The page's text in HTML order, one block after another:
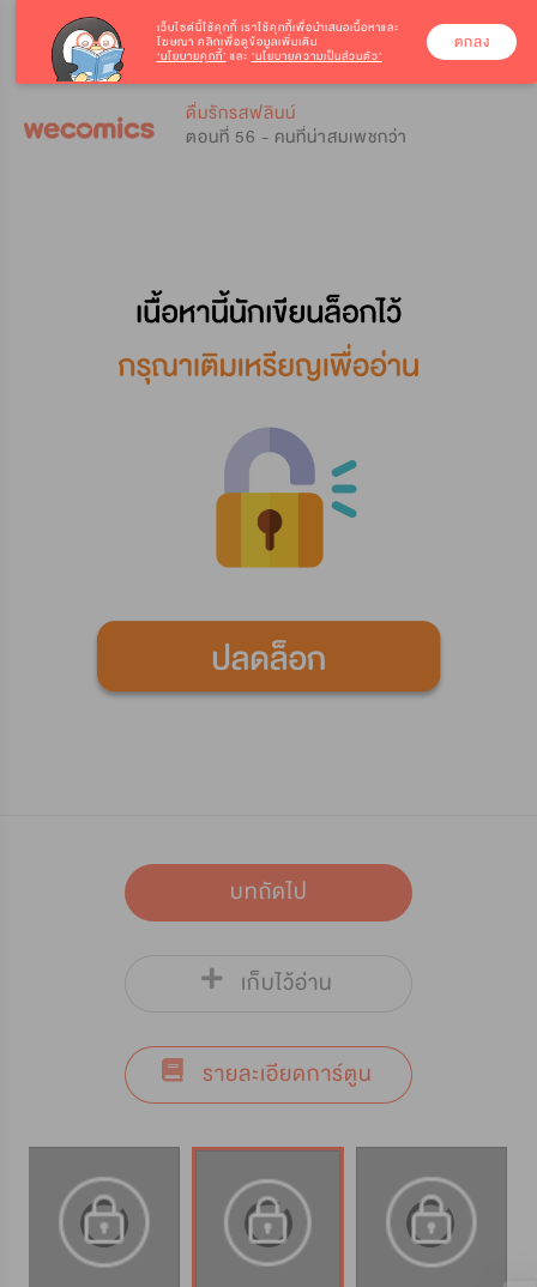
ดื่มรักรสฟลินน์
ตอนที่ 56 - คนที่น่าสมเพชกว่า
บทถัดไป
เก็บไว้อ่าน
รายละเอียดการ์ตูน
เว็บไซต์นี้ใช้คุกกี้ เราใช้คุกกี้เพื่อนำเสนอเนื้อหาและ
โฆษณา คลิกเพื่อดูข้อมูลเพิ่มเติม
‘นโยบายคุกกี้’ และ ‘นโยบายความเป็นส่วนตัว’
ตกลง